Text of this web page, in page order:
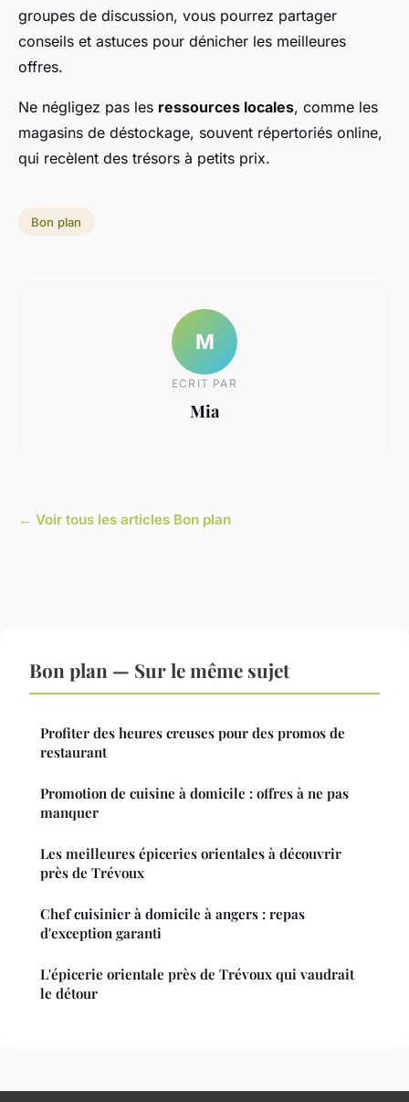
groupes de discussion, vous pourrez partager
conseils et astuces pour dénicher les meilleures
offres.
Ne négligez pas les ressources locales, comme les
magasins de déstockage, souvent répertoriés online,
qui recèlent des trésors à petits prix.
Bon plan
M
ECRIT PAR
Mia
← Voir tous les articles Bon plan
Bon plan — Sur le même sujet
Profiter des heures creuses pour des promos de
restaurant
Promotion de cuisine à domicile : offres à ne pas
manquer
Les meilleures épiceries orientales à découvrir
près de Trévoux
Chef cuisinier à domicile à angers : repas
d'exception garanti
L'épicerie orientale près de Trévoux qui vaudrait
le détour